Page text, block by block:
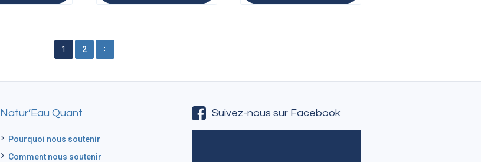
1 2
Natur’Eau Quant
Pourquoi nous soutenir
Comment nous soutenir
Suivez-nous sur Facebook